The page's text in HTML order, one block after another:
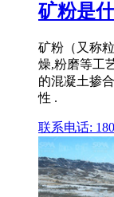
矿粉是
矿粉（又称
燥,粉磨等工
的混凝土掺
性 .
联系电话: